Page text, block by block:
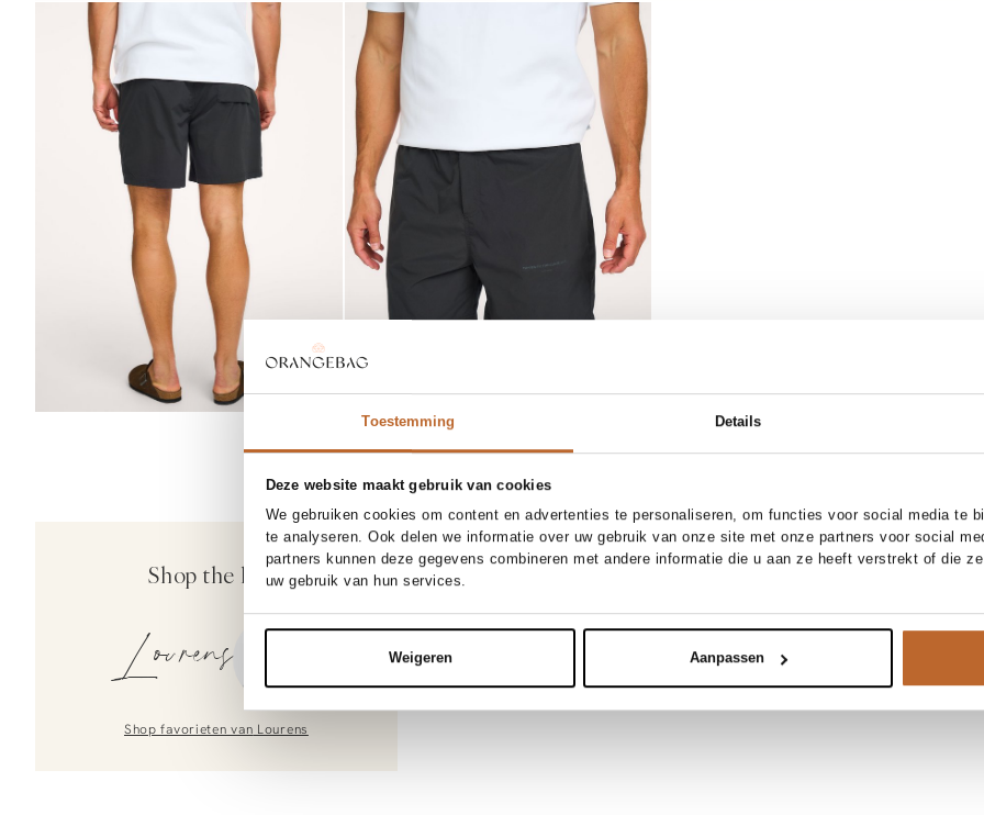
Toestemming Details
Deze website maakt gebruik van cookies
We gebruiken cookies om content en advertenties te personaliseren, om functies voor social media te
te analyseren. Ook delen we informatie over uw gebruik van onze site met onze partners voor social
partners kunnen deze gegevens combineren met andere informatie die u aan ze heeft verstrekt of die
uw gebruik van hun services.
Weigeren Aanpassen
Shop the look
Lourens
Shop favorieten van Lourens
S M L XL
BACK IN STOCK
Samsoe Samsoe
Sahudson, katoenen T-shirt
60,-
30%
42 43 44 45
SOLD OUT
Birkenstock
160,-112,-